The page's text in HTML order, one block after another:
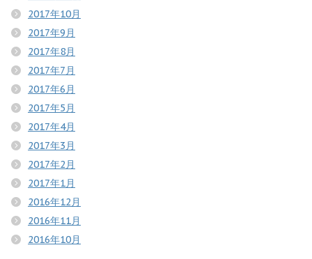
2017年10月
2017年9月
2017年8月
2017年7月
2017年6月
2017年5月
2017年4月
2017年3月
2017年2月
2017年1月
2016年12月
2016年11月
2016年10月